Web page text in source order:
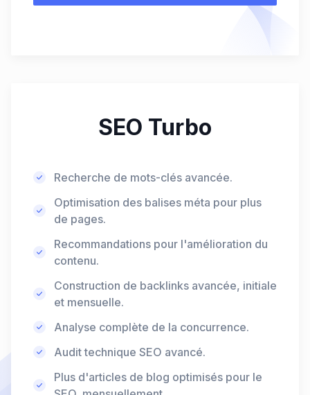
SEO Turbo
Recherche de mots-clés avancée.
Optimisation des balises méta pour plus
de pages.
Recommandations pour l'amélioration du
contenu.
Construction de backlinks avancée, initiale
et mensuelle.
Analyse complète de la concurrence.
Audit technique SEO avancé.
Plus d'articles de blog optimisés pour le